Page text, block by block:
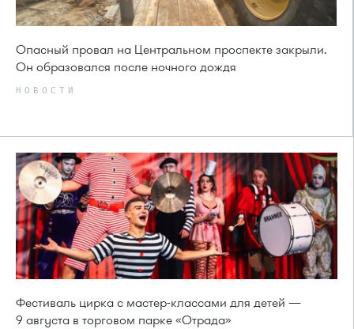
Опасный провал на Центральном проспекте закрыли.
Он образовался после ночного дождя
НОВОСТИ
Фестиваль цирка с мастер-классами для детей —
9 августа в торговом парке «Отрада»